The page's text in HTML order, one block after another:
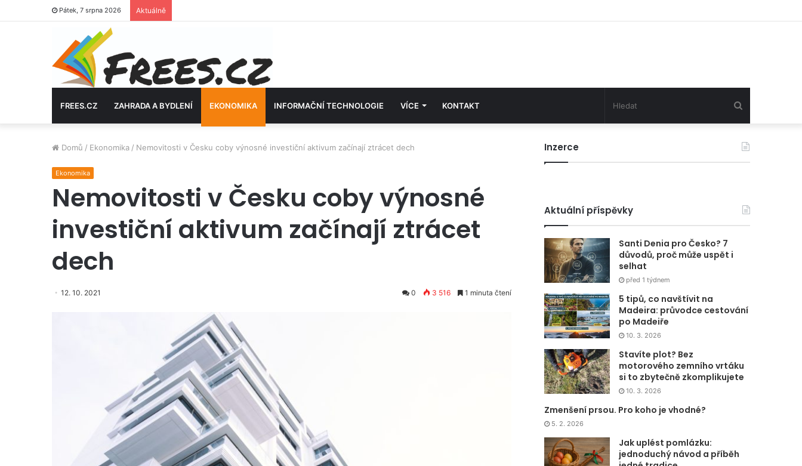
Pátek, 7 srpna 2026 Aktuálně
FREES.CZ ZAHRADA A BYDLENÍ EKONOMIKA INFORMAČNÍ TECHNOLOGIE VÍCE KONTAKT
Domů / Ekonomika / Nemovitosti v Česku coby výnosné investiční aktivum začínají ztrácet dech
Ekonomika
Nemovitosti v Česku coby výnosné
investiční aktivum začínají ztrácet
dech
12. 10. 2021 0 3 516 1 minuta čtení
Inzerce
Aktuální příspěvky
Santi Denia pro Česko? 7
důvodů, proč může uspět i
selhat
před 1 týdnem
5 tipů, co navštívit na
Madeira: průvodce cestování
po Madeiře
10. 3. 2026
Stavíte plot? Bez
motorového zemního vrtáku
si to zbytečně zkomplikujete
10. 3. 2026
Zmenšení prsou. Pro koho je vhodné?
5. 2. 2026
Jak uplést pomlázku:
jednoduchý návod a příběh